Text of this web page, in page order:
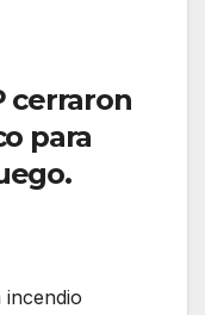
cerraron
para